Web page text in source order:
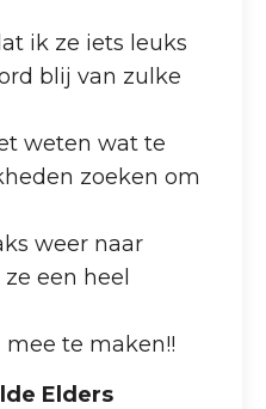
ik ze iets leuks
blij van zulke
weten wat te
zoeken om
weer naar
een heel
te maken!!
Elders